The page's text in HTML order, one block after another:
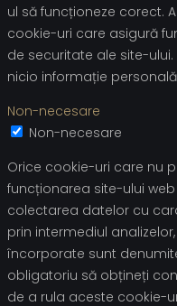
ul să funcționeze corect.
cookie-uri care asigură
de securitate ale site-
nicio informație
Non-necesare
Non-necesare
Orice cookie-uri care nu
funcționarea site-ului
colectarea datelor cu
prin intermediul
încorporate sunt
obligatoriu să obțineți
de a rula aceste cookie-